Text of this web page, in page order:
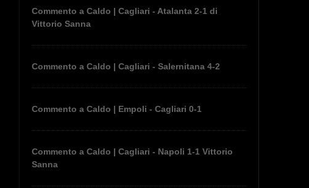
Commento a Caldo | Cagliari - Atalanta 2-1 di
Vittorio Sanna
Commento a Caldo | Cagliari - Salernitana 4-2
Commento a Caldo | Empoli - Cagliari 0-1
Commento a Caldo | Cagliari - Napoli 1-1 Vittorio
Sanna